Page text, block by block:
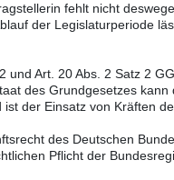
fehlt nicht
der Legislaturperiode
und Art. 20 Abs. 2 Satz 2
des Grundgesetzes kann
ist der Einsatz von Kräften
des Deutschen
Pflicht der